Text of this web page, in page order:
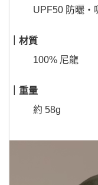
UPF50 防曬・
｜材質
100% 尼龍
｜重量
約 58g